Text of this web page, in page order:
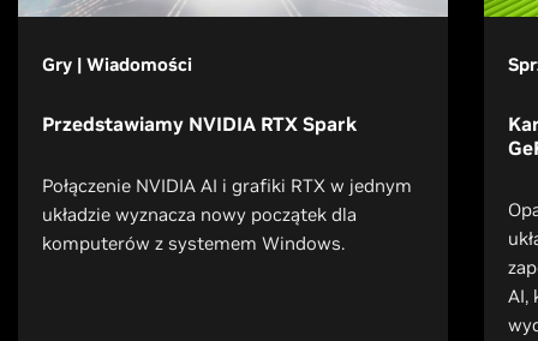
Gry | Wiadomości
Przedstawiamy NVIDIA RTX Spark
Połączenie NVIDIA AI i grafiki RTX w jednym
układzie wyznacza nowy początek dla
komputerów z systemem Windows.
AI,